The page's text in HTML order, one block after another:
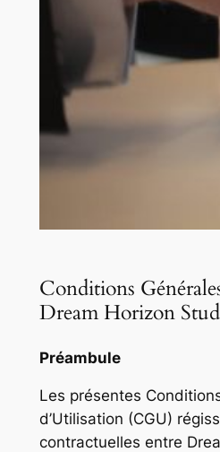
Conditions
Dream Horizon
Préambule
Les présentes
d’Utilisation (CGU)
contractuelles entre